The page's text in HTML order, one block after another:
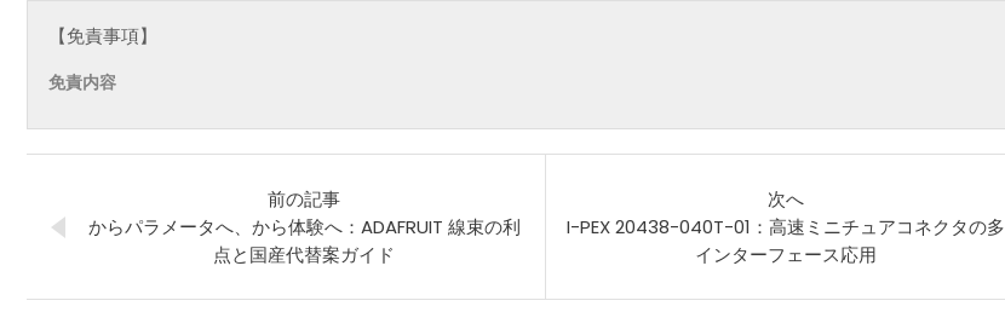
【免責事項】
免責内容
前の記事
からパラメータへ、から体験へ：ADAFRUIT 線束の利
点と国産代替案ガイド
次へ
I-PEX 20438-040T-01：高速ミニチュアコネクタの多
インターフェース応用